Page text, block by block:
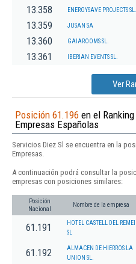
13.358 ENERGYSAVE PROJECTS SL.
13.359 JUSAN SA
13.360 GAIAROOMS SL.
13.361 IBERIAN EVENTS SL.
Ver
Posición 61.196 en el
Empresas Españolas
Servicios Diez Sl se encuentra en la
Empresas.
A continuación podrá consultar la
empresas con posiciones similares:
Posición
Nacional
Nombre de la empresa
61.191
HOTEL CASTELL DEL REMEI
SL
61.192
ALMACEN DE HIERROS LA
UNION SL.